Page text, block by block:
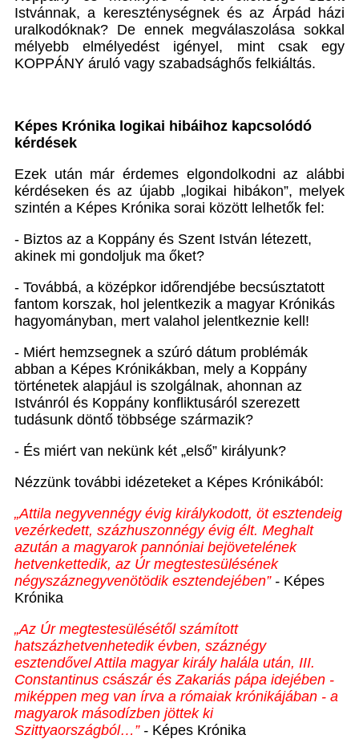
Istvánnak, a kereszténységnek és az Árpád házi
uralkodóknak? De ennek megválaszolása sokkal
mélyebb elmélyedést igényel, mint csak egy
KOPPÁNY áruló vagy szabadsághős felkiáltás.
Képes Krónika logikai hibáihoz kapcsolódó
kérdések
Ezek után már érdemes elgondolkodni az alábbi
kérdéseken és az újabb „logikai hibákon”, melyek
szintén a Képes Krónika sorai között lelhetők fel:
- Biztos az a Koppány és Szent István létezett,
akinek mi gondoljuk ma őket?
- Továbbá, a középkor időrendjébe becsúsztatott
fantom korszak, hol jelentkezik a magyar Krónikás
hagyományban, mert valahol jelentkeznie kell!
- Miért hemzsegnek a szúró dátum problémák
abban a Képes Krónikákban, mely a Koppány
történetek alapjául is szolgálnak, ahonnan az
Istvánról és Koppány konfliktusáról szerezett
tudásunk döntő többsége származik?
- És miért van nekünk két „első” királyunk?
Nézzünk további idézeteket a Képes Krónikából:
„Attila negyvennégy évig királykodott, öt esztendeig
vezérkedett, százhuszonnégy évig élt. Meghalt
azután a magyarok pannóniai bejövetelének
hetvenkettedik, az Úr megtestesülésének
négyszáznegyvenötödik esztendejében” - Képes
Krónika
„Az Úr megtestesülésétől számított
hatszázhetvenhetedik évben, száznégy
esztendővel Attila magyar király halála után, III.
Constantinus császár és Zakariás pápa idejében -
miképpen meg van írva a rómaiak krónikájában - a
magyarok másodízben jöttek ki
Szittyaországból…” - Képes Krónika